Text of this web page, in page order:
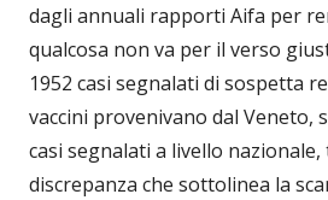
dagli annuali rapporti Aifa per
qualcosa non va per il verso
1952 casi segnalati di sospetta
vaccini provenivano dal Veneto,
casi segnalati a livello
discrepanza che sottolinea la